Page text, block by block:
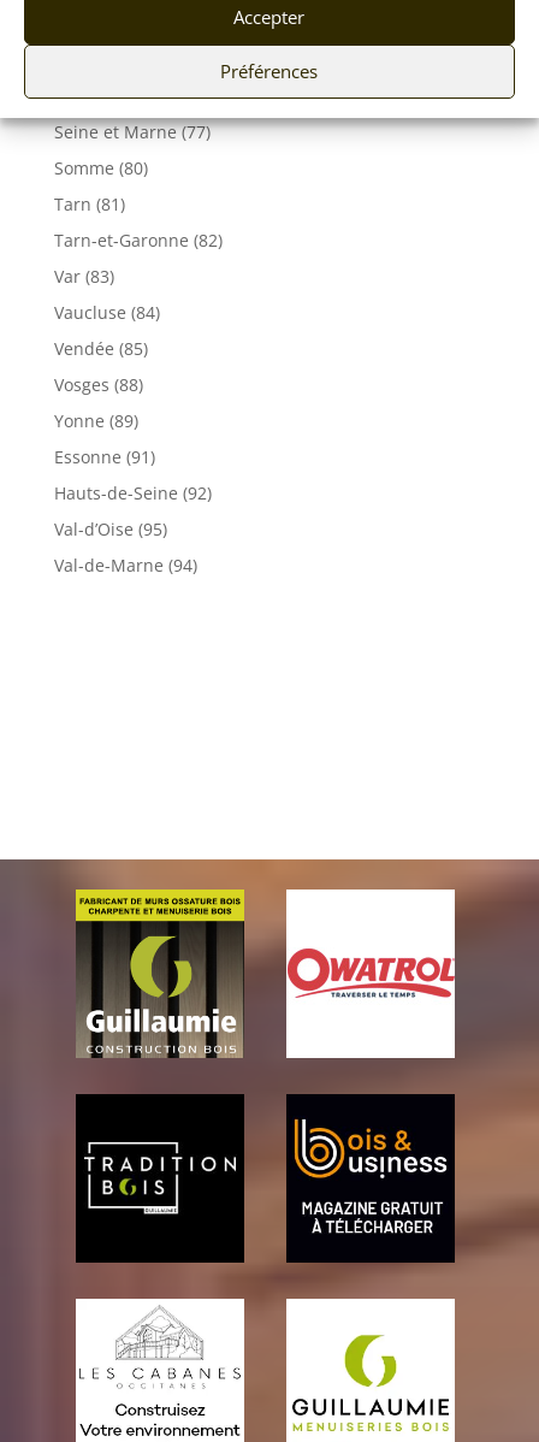
Accepter
Préférences
Seine-Maritime (76)
Seine et Marne (77)
Somme (80)
Tarn (81)
Tarn-et-Garonne (82)
Var (83)
Vaucluse (84)
Vendée (85)
Vosges (88)
Yonne (89)
Essonne (91)
Hauts-de-Seine (92)
Val-d’Oise (95)
Val-de-Marne (94)